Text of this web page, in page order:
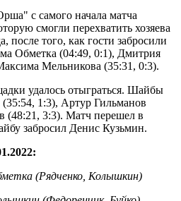
с самого начала матча
смогли перехватить хозяева
после того, как гости забросили
Обметка (04:49, 0:1), Дмитрия
Мельникова (35:31, 0:3).
удалось отыграться. Шайбы
1:3), Артур Гильманов
(48:21, 3:3). Матч перешел в
забросил Денис Кузьмин.
(Рядченко, Колышкин)